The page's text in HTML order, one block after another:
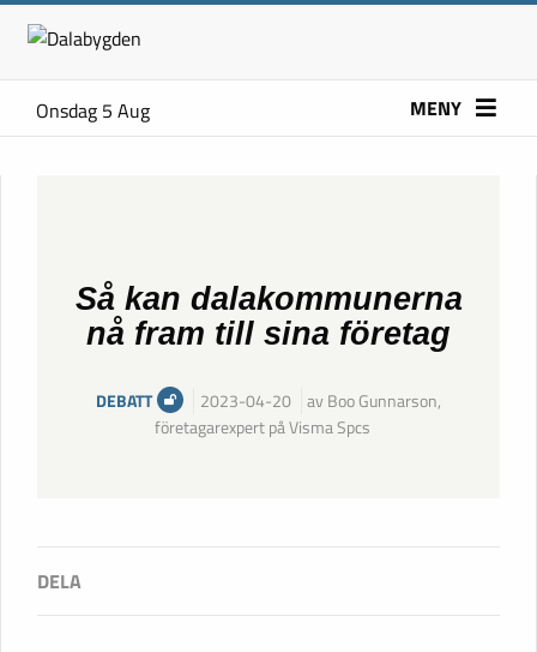
Onsdag 5 Aug MENY
Så kan dalakommunerna
nå fram till sina företag
DEBATT 2023-04-20
av Boo Gunnarson,
företagarexpert på Visma Spcs